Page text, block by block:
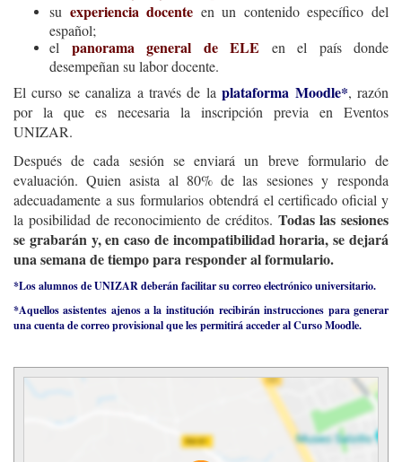
su experiencia docente en un contenido específico del
español;
el panorama general de ELE en el país donde
desempeñan su labor docente.
El curso se canaliza a través de laplataforma Moodle*, razón
por la que es necesaria la inscripción previa en Eventos
UNIZAR.
Después de cada sesión se enviará un breve formulario de
evaluación. Quien asista al 80% de las sesiones y responda
adecuadamente a sus formularios obtendrá el certificado oficial y
la posibilidad de reconocimiento de créditos. Todas las sesiones
se grabarán y, en caso de incompatibilidad horaria, se dejará
una semana de tiempo para responder al formulario.
*Los alumnos de UNIZAR deberán facilitar su correo electrónico universitario.
*Aquellos asistentes ajenos a la institución recibirán instrucciones para generar
una cuenta de correo provisional que les permitirá acceder al Curso Moodle.